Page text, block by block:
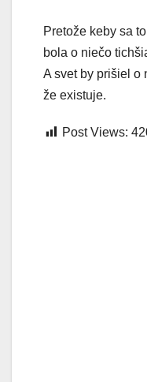
Pretože keby sa
bola o niečo
A svet by prišiel o
že existuje.
Post Views: